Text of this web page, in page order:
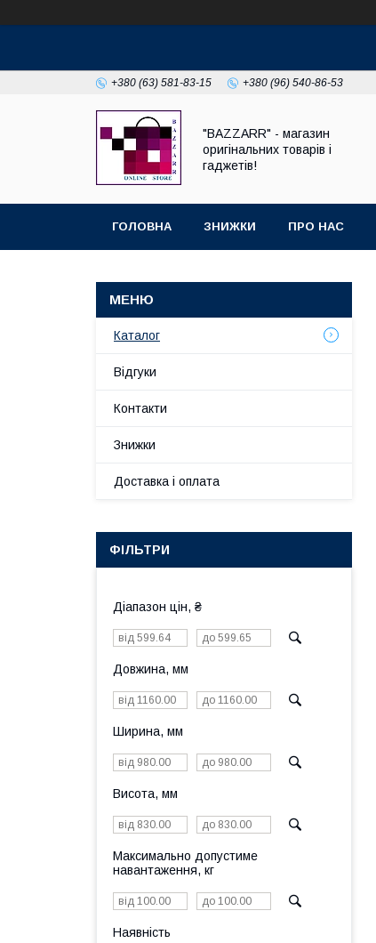
+380 (63) 581-83-15 +380 (96) 540-86-53
"BAZZARR" - магазин
оригінальних товарів і
гаджетів!
ГОЛОВНА ЗНИЖКИ ПРО НАС
Каталог
Відгуки
Контакти
Знижки
Доставка і оплата
ФІЛЬТРИ
Діапазон цін, ₴
Довжина, мм
Ширина, мм
Висота, мм
Максимально допустиме
навантаження, кг
Наявність